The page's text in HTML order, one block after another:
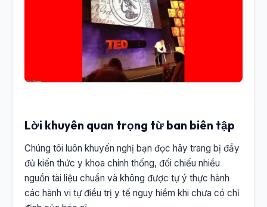
Lời khuyên quan trọng từ ban biên tập
Chúng tôi luôn khuyến nghị bạn đọc hãy trang bị đầy
đủ kiến thức y khoa chính thống, đối chiếu nhiều
nguồn tài liệu chuẩn và không được tự ý thực hành
các hành vi tự điều trị y tế nguy hiểm khi chưa có chỉ